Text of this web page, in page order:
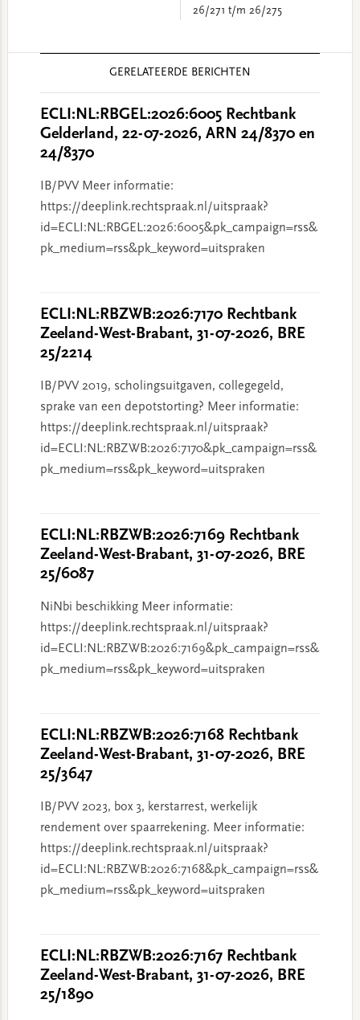
26/271 t/m 26/275
GERELATEERDE BERICHTEN
ECLI:NL:RBGEL:2026:6005 Rechtbank
Gelderland, 22-07-2026, ARN 24/8370 en
24/8370
IB/PVV Meer informatie:
https://deeplink.rechtspraak.nl/uitspraak?
id=ECLI:NL:RBGEL:2026:6005&pk_campaign=rss&
pk_medium=rss&pk_keyword=uitspraken
ECLI:NL:RBZWB:2026:7170 Rechtbank
Zeeland-West-Brabant, 31-07-2026, BRE
25/2214
IB/PVV 2019, scholingsuitgaven, collegegeld,
sprake van een depotstorting? Meer informatie:
https://deeplink.rechtspraak.nl/uitspraak?
id=ECLI:NL:RBZWB:2026:7170&pk_campaign=rss&
pk_medium=rss&pk_keyword=uitspraken
ECLI:NL:RBZWB:2026:7169 Rechtbank
Zeeland-West-Brabant, 31-07-2026, BRE
25/6087
NiNbi beschikking Meer informatie:
https://deeplink.rechtspraak.nl/uitspraak?
id=ECLI:NL:RBZWB:2026:7169&pk_campaign=rss&
pk_medium=rss&pk_keyword=uitspraken
ECLI:NL:RBZWB:2026:7168 Rechtbank
Zeeland-West-Brabant, 31-07-2026, BRE
25/3647
IB/PVV 2023, box 3, kerstarrest, werkelijk
rendement over spaarrekening. Meer informatie:
https://deeplink.rechtspraak.nl/uitspraak?
id=ECLI:NL:RBZWB:2026:7168&pk_campaign=rss&
pk_medium=rss&pk_keyword=uitspraken
ECLI:NL:RBZWB:2026:7167 Rechtbank
Zeeland-West-Brabant, 31-07-2026, BRE
25/1890